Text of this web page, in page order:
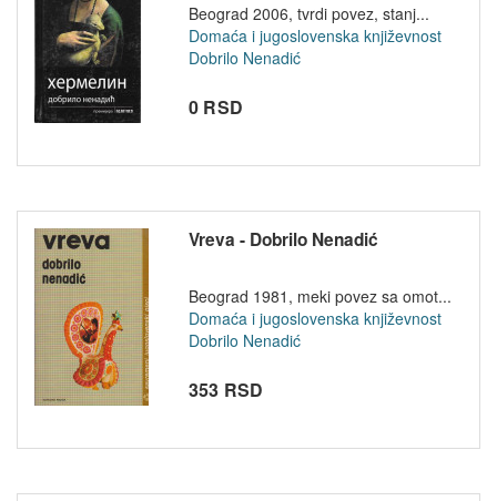
Beograd 2006, tvrdi povez, stanj...
Domaća i jugoslovenska književnost
Dobrilo Nenadić
0 RSD
Vreva - Dobrilo Nenadić
Beograd 1981, meki povez sa omot...
Domaća i jugoslovenska književnost
Dobrilo Nenadić
353 RSD